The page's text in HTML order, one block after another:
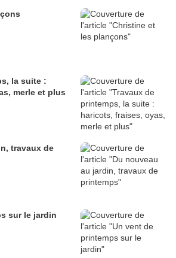
la suite :
merle et plus
travaux de
sur le jardin